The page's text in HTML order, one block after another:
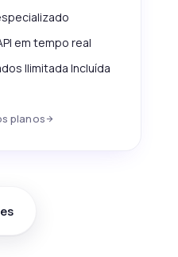
em tempo real
Ilimitada Incluída
planos